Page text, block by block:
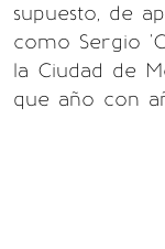
supuesto, de
como Sergio
la Ciudad de
que año con